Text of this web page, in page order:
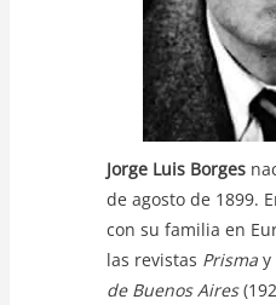
Jorge Luis Borges
de agosto de 1899.
con su familia en
las revistas Prisma y
de Buenos Aires